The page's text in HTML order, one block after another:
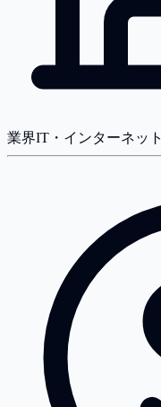
業界IT・インターネット